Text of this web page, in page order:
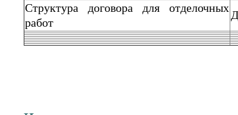
Структура договора для отделочных
работ